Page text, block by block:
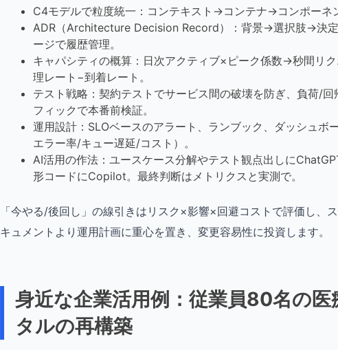
C4モデルで粒度統一：コンテキスト→コンテナ→コンポーネ
ADR（Architecture Decision Record）：背景→選択肢→決
ージで履歴管理。
キャパシティの概算：日次アクティブ×ピーク係数→秒間リ
理レート−到着レート。
テスト戦略：契約テストでサービス間の破壊を防ぎ、負荷/
フィックで本番前検証。
運用設計：SLOベースのアラート、ランブック、ダッシュ
エラー率/キュー遅延/コスト）。
AI活用の作法：ユースケース分解やテスト観点出しに
形コードにCopilot。最終判断はメトリクスと実測で。
「今やる/後回し」の線引きはリスク×影響×回避コストで評価し、
キュメントより運用計画に重心を置き、変更容易性に投資します。
身近な企業活用例：従業員80名の
タルの再構築